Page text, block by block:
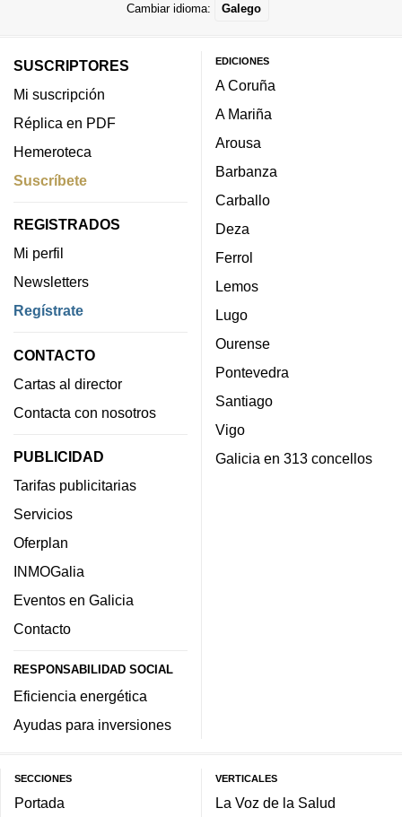
Cambiar idioma: Galego
SUSCRIPTORES
Mi suscripción
Réplica en PDF
Hemeroteca
Suscríbete
REGISTRADOS
Mi perfil
Newsletters
Regístrate
CONTACTO
Cartas al director
Contacta con nosotros
PUBLICIDAD
Tarifas publicitarias
Servicios
Oferplan
INMOGalia
Eventos en Galicia
Contacto
RESPONSABILIDAD SOCIAL
Eficiencia energética
Ayudas para inversiones
EDICIONES
A Coruña
A Mariña
Arousa
Barbanza
Carballo
Deza
Ferrol
Lemos
Lugo
Ourense
Pontevedra
Santiago
Vigo
Galicia en 313 concellos
SECCIONES
Portada
VERTICALES
La Voz de la Salud